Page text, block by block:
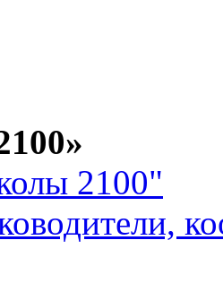
2100"